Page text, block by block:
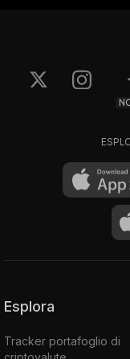
Esplora
Tracker portafoglio di